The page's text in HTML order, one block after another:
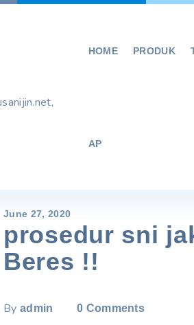
HOME PRODUK
AP
June 27, 2020
prosedur sni
Beres !!
By admin 0 Comments